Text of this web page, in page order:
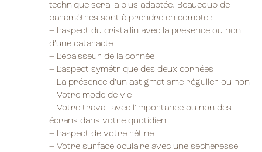
technique sera la plus adaptée. Beaucoup de
paramètres sont à prendre en compte :
– L’aspect du cristallin avec la présence ou non
d’une cataracte
– L’épaisseur de la cornée
– L’aspect symétrique des deux cornées
– La présence d’un astigmatisme régulier ou non
– Votre mode de vie
– Votre travail avec l’importance ou non des
écrans dans votre quotidien
– L’aspect de votre rétine
– Votre surface oculaire avec une sécheresse